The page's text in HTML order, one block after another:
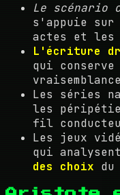
Le scénario
s'appuie
actes et les
L'écriture
qui
vraisemblance
Les séries
les
fil
Les jeux
qui
des choix du